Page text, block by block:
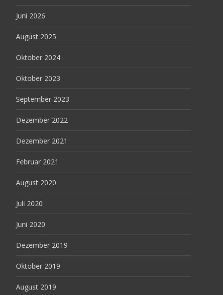
Juni 2026
August 2025
Oktober 2024
Oktober 2023
September 2023
Dezember 2022
Dezember 2021
Februar 2021
August 2020
Juli 2020
Juni 2020
Dezember 2019
Oktober 2019
August 2019